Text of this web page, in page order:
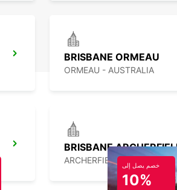
BRISBANE ORMEAU
ORMEAU - AUSTRALIA
BRISBANE
ARCHERFIELD - AUSTRALIA
خصم يصل إلى
10%